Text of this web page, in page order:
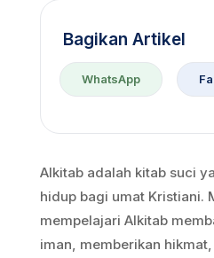
Bagikan Artikel
WhatsApp
Alkitab adalah kitab suci
hidup bagi umat Kristiani.
mempelajari Alkitab
iman, memberikan